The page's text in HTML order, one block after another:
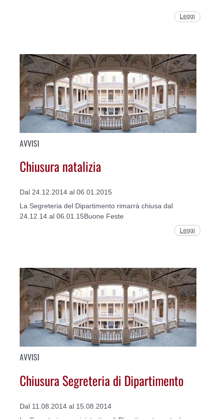
Leggi
AVVISI
Chiusura natalizia
Dal 24.12.2014 al 06.01.2015
La Segreteria del Dipartimento rimarrà chiusa dal
24.12.14 al 06.01.15Buone Feste
Leggi
AVVISI
Chiusura Segreteria di Dipartimento
Dal 11.08.2014 al 15.08.2014